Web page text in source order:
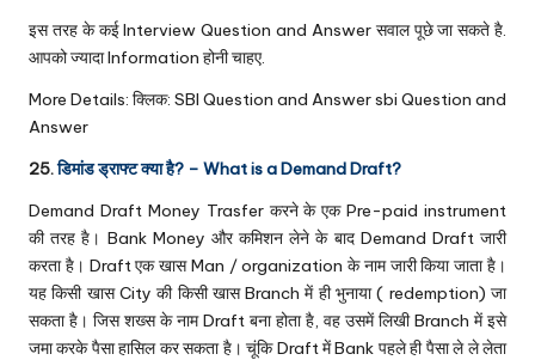
इस तरह के कई Interview Question and Answer सवाल पूछे जा सकते है.
आपको ज्यादा Information होनी चाहए.
More Details: क्लिक: SBI Question and Answersbi Question and
Answer
25.डिमांड ड्राफ्ट क्या है? – What is a Demand Draft?
Demand Draft Money Trasfer करने के एक Pre-paid instrument
की तरह है। Bank Money और कमिशन लेने के बाद Demand Draft जारी
करता है। Draft एक खास Man / organization के नाम जारी किया जाता है।
यह किसी खास City की किसी खास Branch में ही भुनाया ( redemption) जा
सकता है। जिस शख्स के नाम Draft बना होता है, वह उसमें लिखी Branch में इसे
जमा करके पैसा हासिल कर सकता है। चूंकि Draft में Bank पहले ही पैसा ले ले लेता